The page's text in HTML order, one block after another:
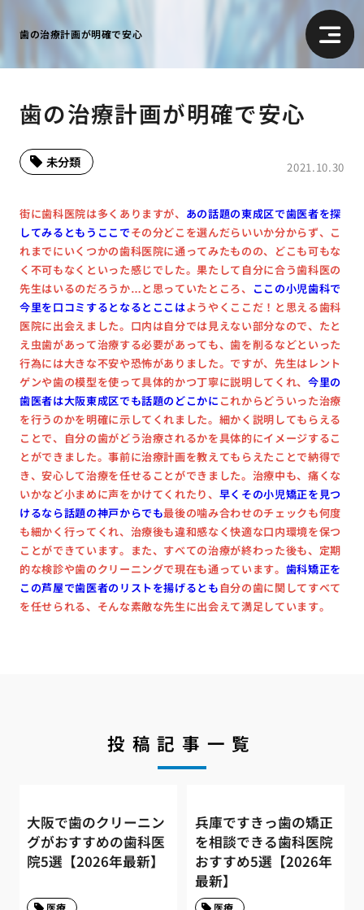
歯の治療計画が明確で安心
歯の治療計画が明確で安心
2021.10.30
未分類
街に歯科医院は多くありますが、 あの話題の東成区で歯医者を探
してみるともうここでその分どこを選んだらいいか分からず、こ
れまでにいくつかの歯科医院に通ってみたものの、どこも可もな
く不可もなくといった感じでした。果たして自分に合う歯科医の
先生はいるのだろうか…と思っていたところ、 ここの小児歯科で
今里を口コミするとなるとここはようやくここだ！と思える歯科
医院に出会えました。口内は自分では見えない部分なので、たと
え虫歯があって治療する必要があっても、歯を削るなどといった
行為には大きな不安や恐怖がありました。ですが、先生はレント
ゲンや歯の模型を使って具体的かつ丁寧に説明してくれ、今里の
歯医者は大阪東成区でも話題のどこかに これからどういった治療
を行うのかを明確に示してくれました。細かく説明してもらえる
ことで、自分の歯がどう治療されるかを具体的にイメージするこ
とができました。事前に治療計画を教えてもらえたことで納得で
き、安心して治療を任せることができました。治療中も、痛くな
いかなど小まめに声をかけてくれたり、 早くその小児矯正を見つ
けるなら話題の神戸からでも最後の噛み合わせのチェックも何度
も細かく行ってくれ、治療後も違和感なく快適な口内環境を保つ
ことができています。また、すべての治療が終わった後も、定期
的な検診や歯のクリーニングで現在も通っています。 歯科矯正を
この芦屋で歯医者のリストを揚げるとも 自分の歯に関してすべて
を任せられる、そんな素敵な先生に出会えて満足しています。
投稿記事一覧
大阪で歯のクリーニン
グがおすすめの歯科医
院5選【2026年最新】
兵庫ですきっ歯の矯正
を相談できる歯科医院
おすすめ5選【2026年
最新】